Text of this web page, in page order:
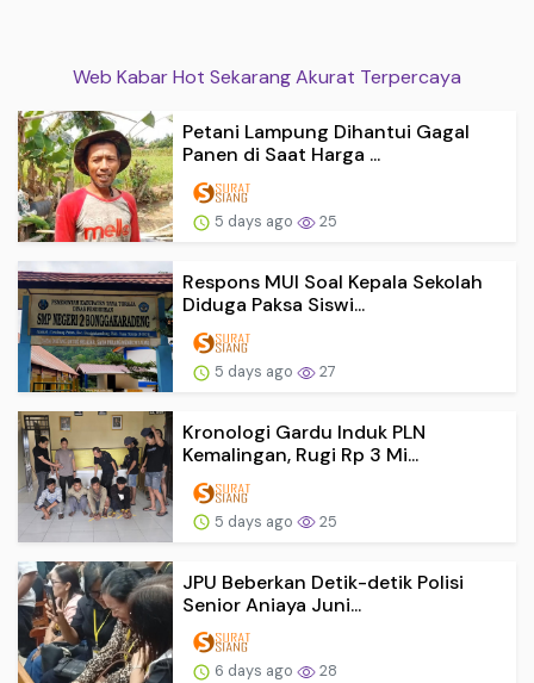
Web Kabar Hot Sekarang Akurat Terpercaya
Petani Lampung Dihantui Gagal
Panen di Saat Harga ...
5 days ago 25
Respons MUI Soal Kepala Sekolah
Diduga Paksa Siswi...
5 days ago 27
Kronologi Gardu Induk PLN
Kemalingan, Rugi Rp 3 Mi...
5 days ago 25
JPU Beberkan Detik-detik Polisi
Senior Aniaya Juni...
6 days ago 28